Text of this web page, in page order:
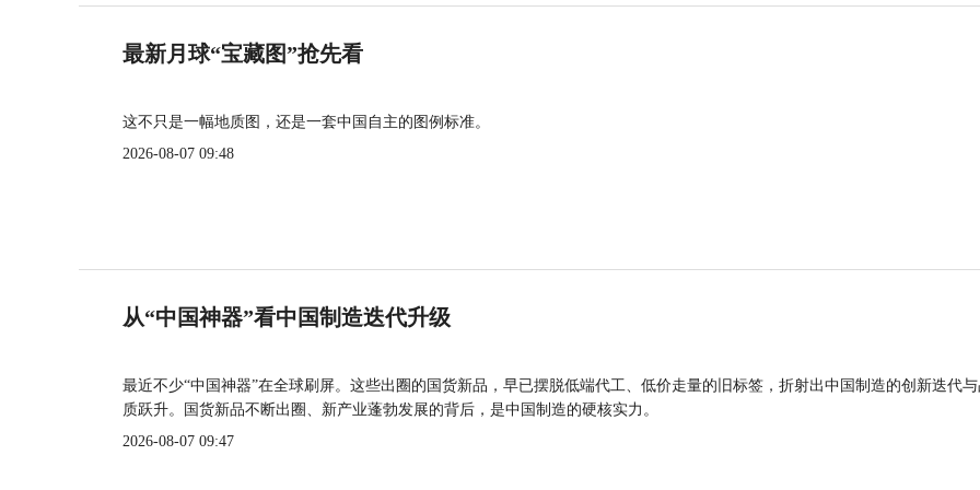
最新月球“宝藏图”抢先看
这不只是一幅地质图，还是一套中国自主的图例标准。
2026-08-07 09:48
从“中国神器”看中国制造迭代升级
最近不少“中国神器”在全球刷屏。这些出圈的国货新品，早已摆脱低端代工、低价走量的旧标签，折射出中国制造的创新迭代
质跃升。国货新品不断出圈、新产业蓬勃发展的背后，是中国制造的硬核实力。
2026-08-07 09:47